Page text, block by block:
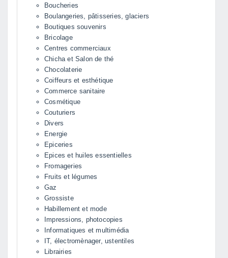
Boucheries
Boulangeries, pâtisseries, glaciers
Boutiques souvenirs
Bricolage
Centres commerciaux
Chicha et Salon de thé
Chocolaterie
Coiffeurs et esthétique
Commerce sanitaire
Cosmétique
Couturiers
Divers
Energie
Epiceries
Epices et huiles essentielles
Fromageries
Fruits et légumes
Gaz
Grossiste
Habillement et mode
Impressions, photocopies
Informatiques et multimédia
IT, électromènager, ustentiles
Librairies